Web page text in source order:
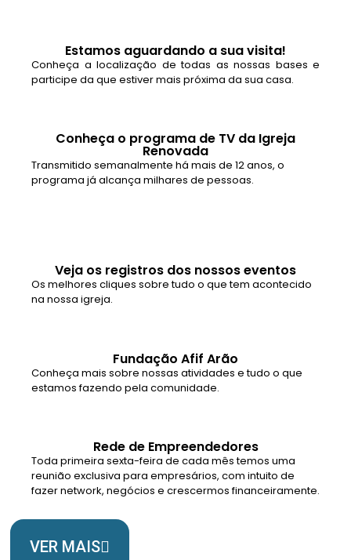
Estamos aguardando a sua visita!
Conheça a localização de todas as nossas bases e
participe da que estiver mais próxima da sua casa.
Conheça o programa de TV da Igreja
Renovada
Transmitido semanalmente há mais de 12 anos, o
programa já alcança milhares de pessoas.
Veja os registros dos nossos eventos
Os melhores cliques sobre tudo o que tem acontecido
na nossa igreja.
Fundação Afif Arão
Conheça mais sobre nossas atividades e tudo o que
estamos fazendo pela comunidade.
Rede de Empreendedores
Toda primeira sexta-feira de cada mês temos uma
reunião exclusiva para empresários, com intuito de
fazer network, negócios e crescermos financeiramente.
VER MAIS